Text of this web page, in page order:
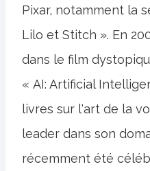
Pixar, notamment la
Lilo et Stitch ». En
dans le film
« AI: Artificial
livres sur l'art de la
leader dans son
récemment été